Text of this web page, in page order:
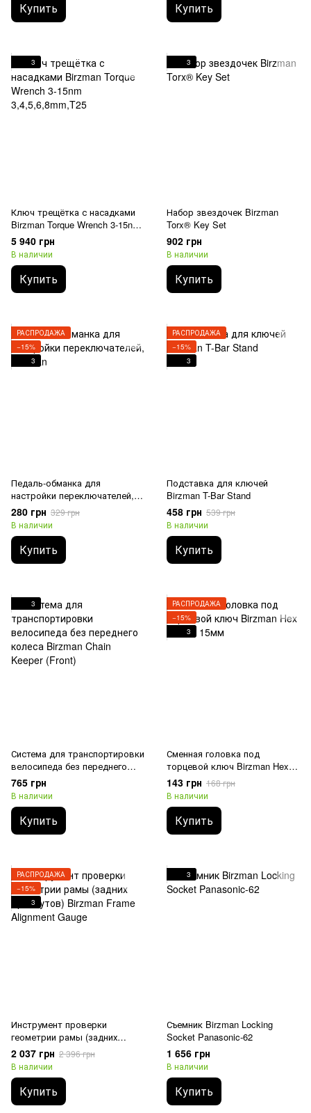
Купить Купить
3
Ключ трещётка с насадками
Birzman Torque Wrench 3-15nm
3,4,5,6,8mm,T25
5 940 грн
В наличии
Купить
3
Набор звездочек Birzman
Torx® Key Set
902 грн
В наличии
Купить
РАСПРОДАЖА
−15%
3
Педаль-обманка для
настройки переключателей,
Birzman
280 грн 329 грн
В наличии
Купить
РАСПРОДАЖА
−15%
3
Подставка для ключей
Birzman T-Bar Stand
458 грн 539 грн
В наличии
Купить
3
Система для транспортировки
велосипеда без переднего
колеса Birzman Chain Keeper
(Front)
765 грн
В наличии
Купить
РАСПРОДАЖА
−15%
3
Сменная головка под
торцевой ключ Birzman Hex
Socket 15мм
143 грн 168 грн
В наличии
Купить
РАСПРОДАЖА
−15%
3
Инструмент проверки
геометрии рамы (задних
дропаутов) Birzman Frame
Alignment Gauge
2 037 грн 2 396 грн
В наличии
Купить
3
Съемник Birzman Locking
Socket Panasonic-62
1 656 грн
В наличии
Купить